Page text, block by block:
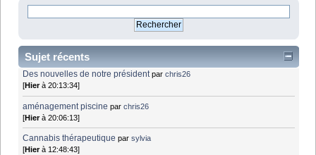
Sujet récents
Des nouvelles de notre président parchris26
[Hierà 20:13:34]
aménagement piscine parchris26
[Hierà 20:06:13]
Cannabis thérapeutique parsylvia
[Hierà 12:48:43]